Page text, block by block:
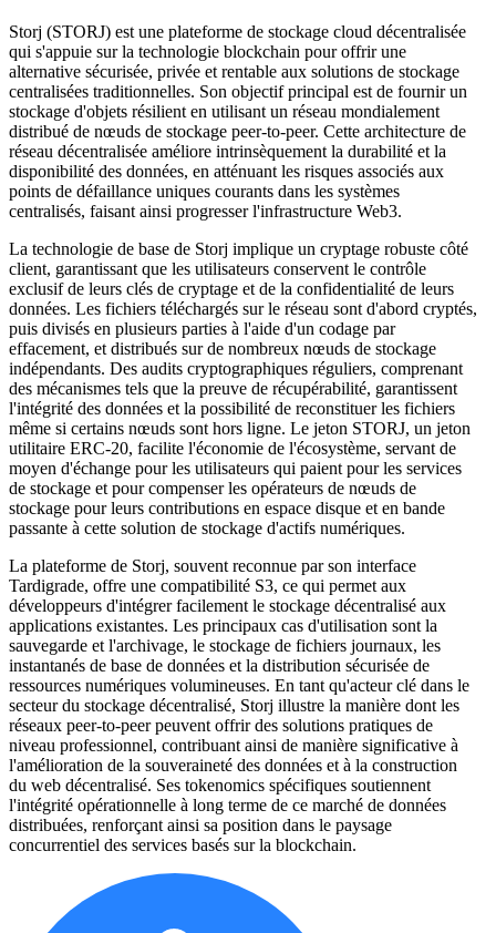
Storj (STORJ) est une plateforme de stockage cloud décentralisée
qui s'appuie sur la technologie blockchain pour offrir une
alternative sécurisée, privée et rentable aux solutions de stockage
centralisées traditionnelles. Son objectif principal est de fournir un
stockage d'objets résilient en utilisant un réseau mondialement
distribué de nœuds de stockage peer-to-peer. Cette architecture de
réseau décentralisée améliore intrinsèquement la durabilité et la
disponibilité des données, en atténuant les risques associés aux
points de défaillance uniques courants dans les systèmes
centralisés, faisant ainsi progresser l'infrastructure Web3.
La technologie de base de Storj implique un cryptage robuste côté
client, garantissant que les utilisateurs conservent le contrôle
exclusif de leurs clés de cryptage et de la confidentialité de leurs
données. Les fichiers téléchargés sur le réseau sont d'abord cryptés,
puis divisés en plusieurs parties à l'aide d'un codage par
effacement, et distribués sur de nombreux nœuds de stockage
indépendants. Des audits cryptographiques réguliers, comprenant
des mécanismes tels que la preuve de récupérabilité, garantissent
l'intégrité des données et la possibilité de reconstituer les fichiers
même si certains nœuds sont hors ligne. Le jeton STORJ, un jeton
utilitaire ERC-20, facilite l'économie de l'écosystème, servant de
moyen d'échange pour les utilisateurs qui paient pour les services
de stockage et pour compenser les opérateurs de nœuds de
stockage pour leurs contributions en espace disque et en bande
passante à cette solution de stockage d'actifs numériques.
La plateforme de Storj, souvent reconnue par son interface
Tardigrade, offre une compatibilité S3, ce qui permet aux
développeurs d'intégrer facilement le stockage décentralisé aux
applications existantes. Les principaux cas d'utilisation sont la
sauvegarde et l'archivage, le stockage de fichiers journaux, les
instantanés de base de données et la distribution sécurisée de
ressources numériques volumineuses. En tant qu'acteur clé dans le
secteur du stockage décentralisé, Storj illustre la manière dont les
réseaux peer-to-peer peuvent offrir des solutions pratiques de
niveau professionnel, contribuant ainsi de manière significative à
l'amélioration de la souveraineté des données et à la construction
du web décentralisé. Ses tokenomics spécifiques soutiennent
l'intégrité opérationnelle à long terme de ce marché de données
distribuées, renforçant ainsi sa position dans le paysage
concurrentiel des services basés sur la blockchain.